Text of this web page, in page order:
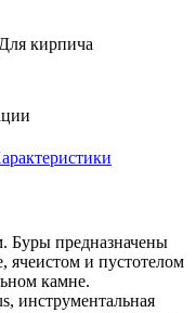
кирпича
Буры предназначены
ячеистом и пустотелом
камне.
инструментальная